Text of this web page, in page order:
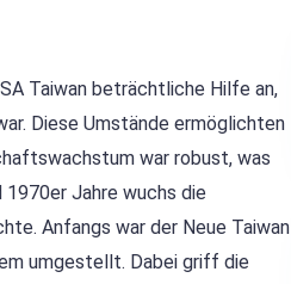
Taiwan beträchtliche Hilfe an,
Diese Umstände ermöglichten
war robust, was
Jahre wuchs die
Anfangs war der Neue Taiwan
umgestellt. Dabei griff die